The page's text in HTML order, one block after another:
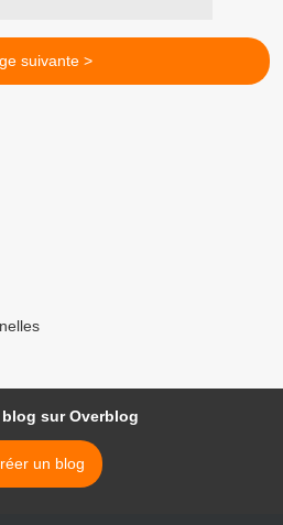
suivante >
blog sur Overblog
un blog